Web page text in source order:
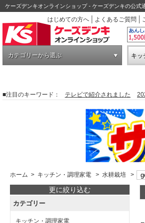
ケーズデンキオンラインショップ - ケーズデンキの公式
はじめての方へ
よくあるご質問
カテゴリーから選ぶ キッ
■注目のキーワード： テレビで紹介されました
ホーム > キッチン・調理家電 > 水耕栽培 >
更に絞り込む
カテゴリー
キッチン・調理家電